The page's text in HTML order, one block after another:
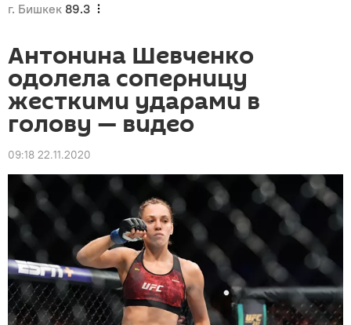
г. Бишкек 89.3
Антонина Шевченко
одолела соперницу
жесткими ударами в
голову — видео
09:18 22.11.2020